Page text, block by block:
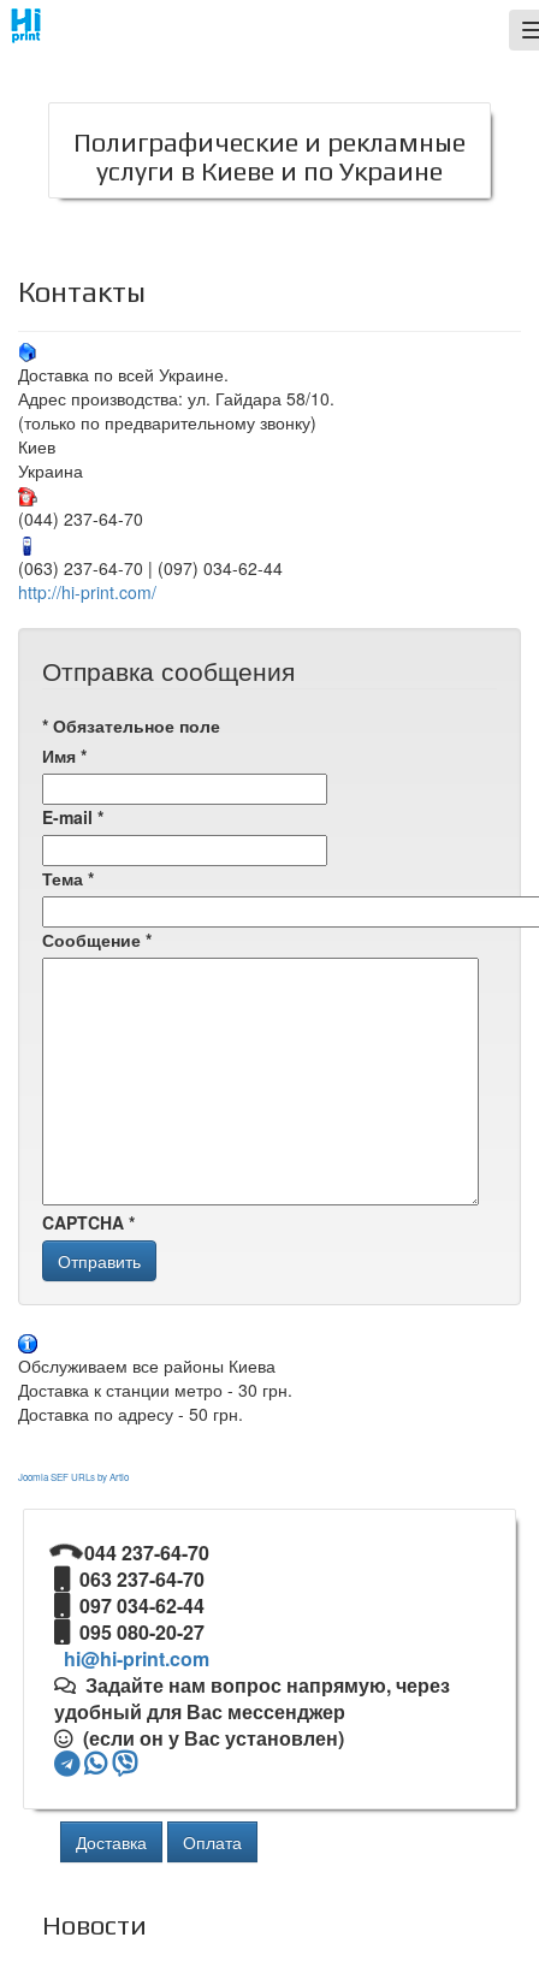
Полиграфические и рекламные
услуги в Киеве и по Украине
Контакты
Доставка по всей Украине.
Адрес производства: ул. Гайдара 58/10.
(только по предварительному звонку)
Киев
Украина
(044) 237-64-70
(063) 237-64-70 | (097) 034-62-44
http://hi-print.com/
Отправка сообщения
* Обязательное поле
Имя *
E-mail *
Тема *
Сообщение *
CAPTCHA *
Отправить
Обслуживаем все районы Киева
Доставка к станции метро - 30 грн.
Доставка по адресу - 50 грн.
Joomla SEF URLs by Artio
044 237-64-70
063 237-64-70
097 034-62-44
095 080-20-27
hi@hi-print.com
Задайте нам вопрос напрямую, через
удобный для Вас мессенджер
(если он у Вас установлен)
Доставка Оплата
Новости